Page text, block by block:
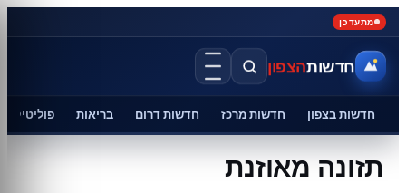
מתעדכן
חדשותהצפון
חדשות בצפון חדשות מרכז חדשות דרום בריאות פוליטיקה
תזונה מאוזנת